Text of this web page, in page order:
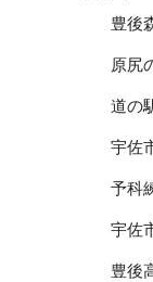
豊後
原尻
道の
宇佐
予科
宇佐
豊後